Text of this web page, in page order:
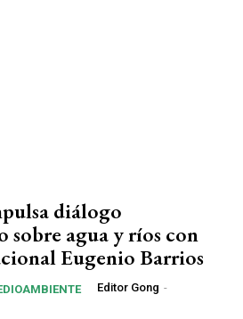
diálogo
agua y ríos con
Eugenio Barrios
Editor Gong -